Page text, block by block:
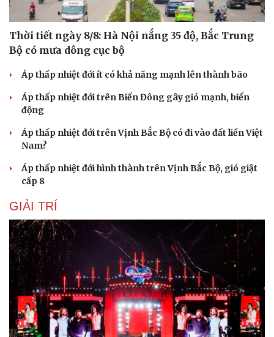
Thời tiết ngày 8/8: Hà Nội nắng 35 độ, Bắc Trung
Bộ có mưa dông cục bộ
Áp thấp nhiệt đới ít có khả năng mạnh lên thành bão
Áp thấp nhiệt đới trên Biển Đông gây gió mạnh, biển
động
Áp thấp nhiệt đới trên Vịnh Bắc Bộ có đi vào đất liền Việt
Nam?
Áp thấp nhiệt đới hình thành trên Vịnh Bắc Bộ, gió giật
cấp 8
GIẢI TRÍ